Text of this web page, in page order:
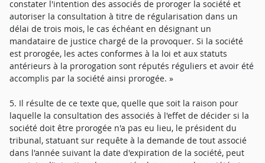
constater l'intention des associés de proroger la société et
autoriser la consultation à titre de régularisation dans un
délai de trois mois, le cas échéant en désignant un
mandataire de justice chargé de la provoquer. Si la société
est prorogée, les actes conformes à la loi et aux statuts
antérieurs à la prorogation sont réputés réguliers et avoir été
accomplis par la société ainsi prorogée. »
5. Il résulte de ce texte que, quelle que soit la raison pour
laquelle la consultation des associés à l'effet de décider si la
société doit être prorogée n'a pas eu lieu, le président du
tribunal, statuant sur requête à la demande de tout associé
dans l'année suivant la date d'expiration de la société, peut